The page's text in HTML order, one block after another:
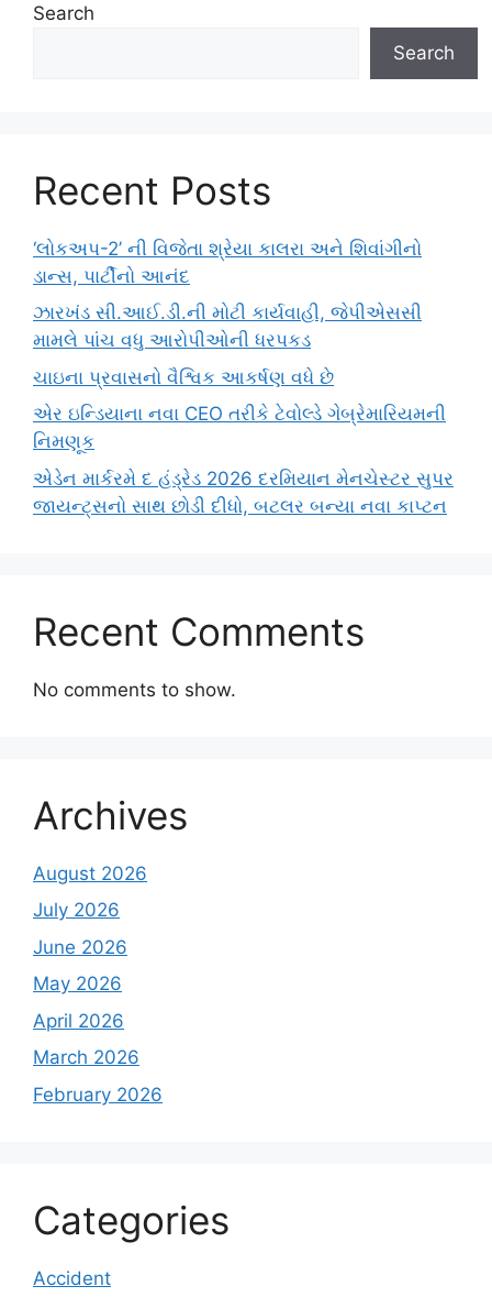
Search
Search
Recent Posts
‘લોકઅપ-2’ ની વિજેતા શ્રેયા કાલરા અને શિવાંગીનો
ડાન્સ, પાર્ટીનો આનંદ
ઝારખંડ સી.આઈ.ડી.ની મોટી કાર્યવાહી, જેપીએસસી
મામલે પાંચ વધુ આરોપીઓની ધરપકડ
ચાઇના પ્રવાસનો વૈશ્વિક આકર્ષણ વધે છે
એર ઇન્ડિયાના નવા CEO તરીકે ટેવોલ્ડે ગેબ્રેમારિયમની
નિમણૂક
એડેન માર્કરમે દ હંડ્રેડ 2026 દરમિયાન મેનચેસ્ટર સુપર
જાયન્ટ્સનો સાથ છોડી દીધો, બટલર બન્યા નવા કાપ્ટન
Recent Comments
No comments to show.
Archives
August 2026
July 2026
June 2026
May 2026
April 2026
March 2026
February 2026
Categories
Accident